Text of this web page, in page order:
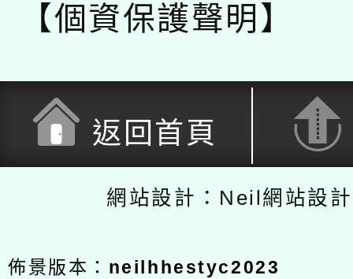
【個資保護聲明】
返回首頁
網站設計：Neil網站設
佈景版本： neilhhestyc2023